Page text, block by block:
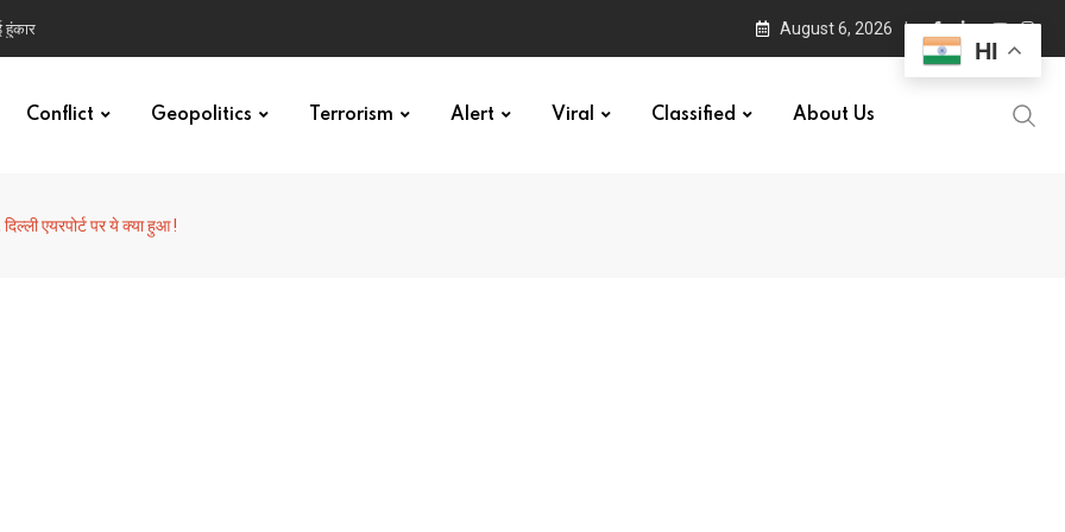
हुंकार August 6, 2026
Conflict Geopolitics Terrorism Alert Viral Classified About Us
एयरपोर्ट पर ये क्या हुआ !
HI